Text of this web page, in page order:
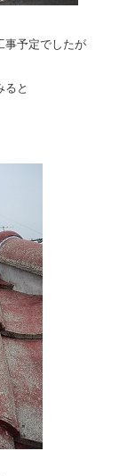
事予定でしたが
ると